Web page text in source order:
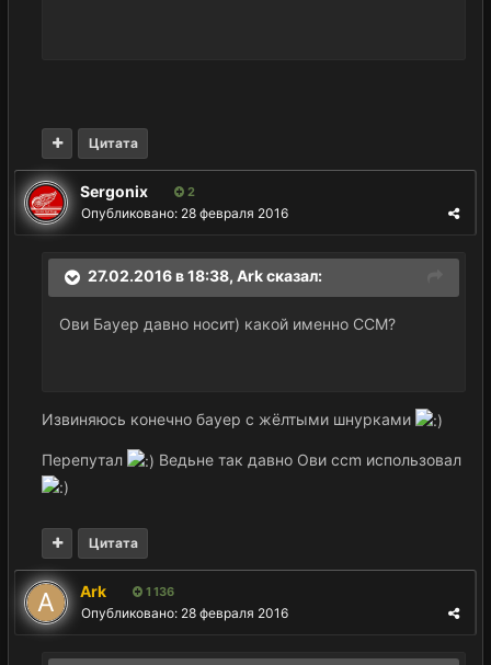
Цитата
Sergonix 2
Опубликовано: 28 февраля 2016
27.02.2016 в 18:38, Arkсказал:
Ови Бауер давно носит) какой именно ССМ?
Извиняюсь конечно бауер с жёлтыми шнурками
Перепутал Ведьне так давно Ови ccm использовал
Цитата
Ark 1 136
Опубликовано: 28 февраля 2016